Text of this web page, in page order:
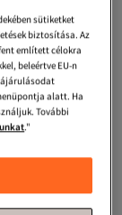
sütiketket
biztosítása. Az
említett célokra
beleértve EU-n
alatt. Ha
További
."